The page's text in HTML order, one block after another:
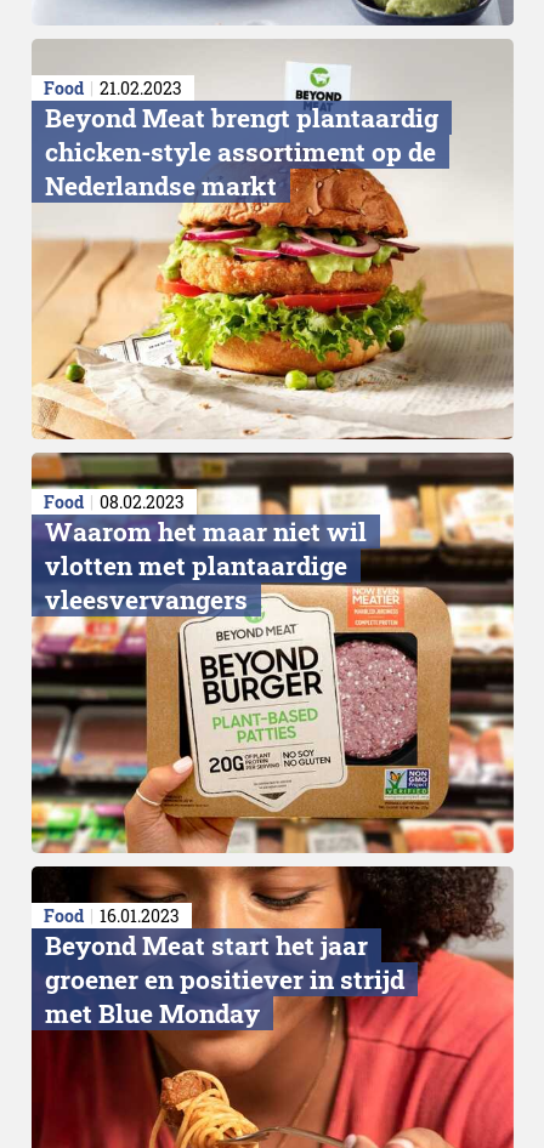
Food 21.02.2023
Beyond Meat brengt plantaardig
chicken-style assortiment op de
Nederlandse markt
Food 08.02.2023
Waarom het maar niet wil
vlotten met plantaardige
vleesvervangers
Food 16.01.2023
Beyond Meat start het jaar
groener en positiever in strijd
met Blue Monday